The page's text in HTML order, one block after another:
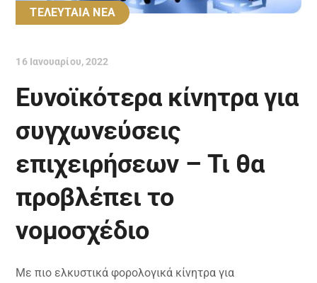
ΤΕΛΕΥΤΑΙΑ ΝΕΑ
16 Ιανουαρίου, 2022
Ευνοϊκότερα κίνητρα για
συγχωνεύσεις
επιχειρήσεων – Τι θα
προβλέπει το
νομοσχέδιο
Mε πιο ελκυστικά φορολογικά κίνητρα για